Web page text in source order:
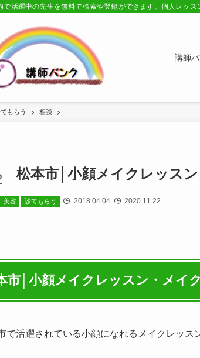
で活躍中の先生を無料で検索や登録ができます。個人レッ
講師
もらう 相談
松本市│小顔メイクレッス
美容 診てもらう 2018.04.04 2020.11.22
市│小顔メイクレッスン・メイ
で活躍されている小顔になれるメイクレッス